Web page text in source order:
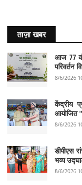
ताज़ा खबर
आज 77
परिवर्तन
8/6/2026
केंद्रीय
आयोजित
8/6/2026
डीपीएस
भव्य
8/6/2026